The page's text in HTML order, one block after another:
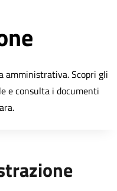
Scopri gli
e consulta i documenti